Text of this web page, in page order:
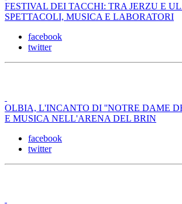
FESTIVAL DEI TACCHI: TRA JERZU E
SPETTACOLI, MUSICA E LABORATORI
facebook
twitter
OLBIA, L'INCANTO DI ''NOTRE DAME
E MUSICA NELL'ARENA DEL BRIN
facebook
twitter